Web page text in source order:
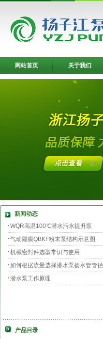
网站首页 关于我们
新闻动态
WQR高温100℃潜水污水提升泵
气动隔膜QBKF粉末泵结构示意图
机械密封件选型常识与使用
如何根据流量选择潜水泵扬水管管径
潜水泵工作原理
产品目录